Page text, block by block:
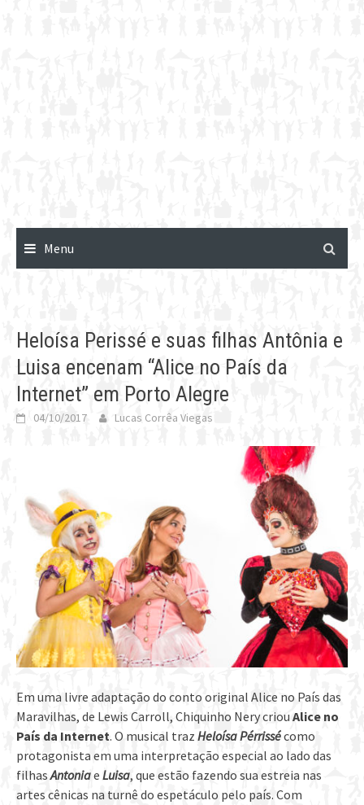
Menu
Heloísa Perissé e suas filhas Antônia e
Luisa encenam “Alice no País da
Internet” em Porto Alegre
04/10/2017 Lucas Corrêa Viegas
Em uma livre adaptação do conto original Alice no País das
Maravilhas, de Lewis Carroll, Chiquinho Nery criou Alice no
País da Internet. O musical traz Heloísa Pérrissécomo
protagonista em uma interpretação especial ao lado das
filhasAntoniae Luisa, que estão fazendo sua estreia nas
artes cênicas na turnê do espetáculo pelo país. Com